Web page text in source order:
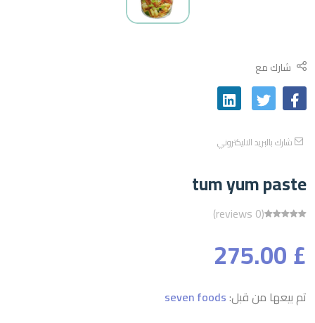
شارك مع
شارك بالبريد الاليكتروني
tum yum paste
(0 reviews)
£ 275.00
تم بيعها من قبل:seven foods